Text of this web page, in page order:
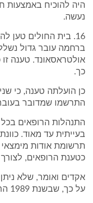
היה להוכיח באמצעות
נעשה.
16. בית החולים טען
ברחמה עובר גדול
אולטראסאונד. טענה
כך.
כן הועלתה טענה, כי
התרשמו שמדובר
התנהלות הרופאים
בעייתית עד מאוד.
תרשומת אודות מימצאי
כטענת הרופאים,
אקדים ואומר, שלא
על כך, שבשנת 1989 הרישום לא היה קפדני.